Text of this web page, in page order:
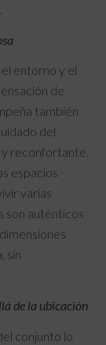
entorno y el
de
también
del
reconfortante.
espacios
varias
son auténticos
sin
de la ubicación
conjunto lo